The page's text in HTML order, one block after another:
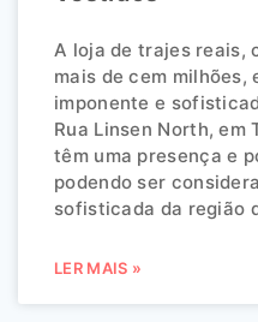
A loja de trajes reais,
mais de cem milhões,
imponente e
Rua Linsen North, em
têm uma presença e
podendo ser
sofisticada da região
LER MAIS »